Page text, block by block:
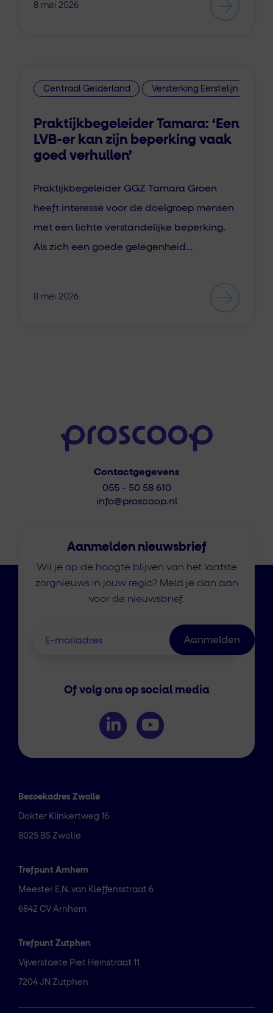
8 mei 2026
Centraal Gelderland Versterking Eerstelijn
Praktijkbegeleider Tamara: ‘Een
LVB-er kan zijn beperking vaak
goed verhullen’
Praktijkbegeleider GGZ Tamara Groen
heeft interesse voor de doelgroep mensen
met een lichte verstandelijke beperking.
Als zich een goede gelegenheid…
8 mei 2026
Contactgegevens
055 - 50 58 610
info@proscoop.nl
Bezoekadres Zwolle
Dokter Klinkertweg 16
8025 BS Zwolle
Trefpunt Arnhem
Meester E.N. van Kleffensstraat 6
6842 CV Arnhem
Trefpunt Zutphen
Vijverstaete Piet Heinstraat 11
7204 JN Zutphen
Aanmelden nieuwsbrief
Wil je op de hoogte blijven van het laatste
zorgnieuws in jouw regio? Meld je dan aan
voor de nieuwsbrief.
Of volg ons op social media